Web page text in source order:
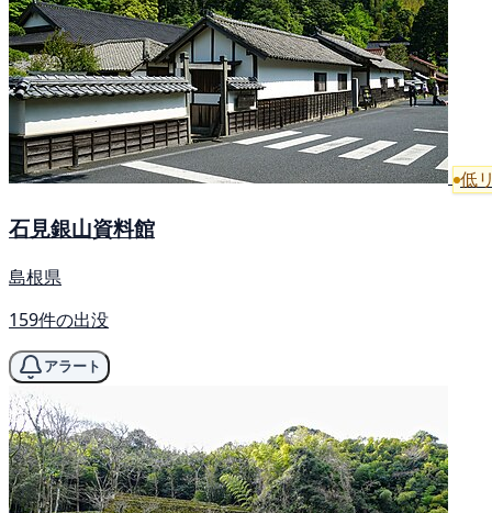
低
石見銀山資料館
島根県
159件の出没
アラート